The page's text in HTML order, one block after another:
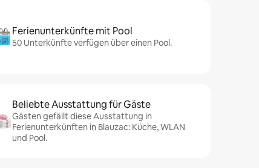
Ferienunterkünfte mit Pool
50 Unterkünfte verfügen über einen Pool.
Beliebte Ausstattung für Gäste
Gästen gefällt diese Ausstattung in
Ferienunterkünften in Blauzac: Küche, WLAN
und Pool.